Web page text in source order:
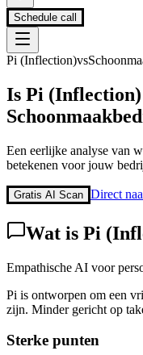
Schedule call
Pi (Inflection)vs
Is Pi (Inflection)
Een eerlijke analyse van
betekenen voor jouw
Gratis AI Scan Direct
Wat is Pi
Empathische AI voor
Pi is ontworpen om een
zijn. Minder gericht op
Sterke punten